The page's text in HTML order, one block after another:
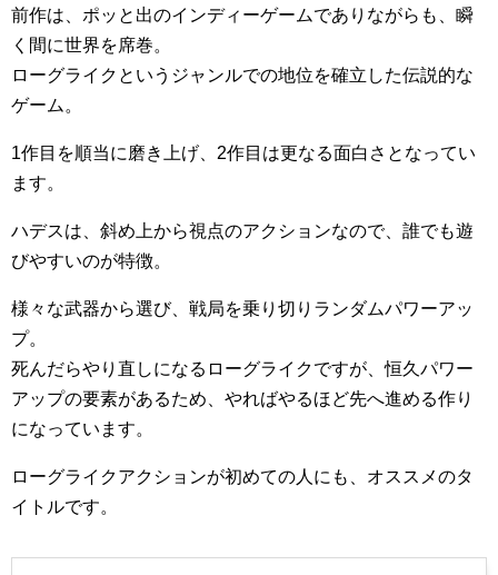
前作は、ポッと出のインディーゲームでありながらも、瞬
く間に世界を席巻。
ローグライクというジャンルでの地位を確立した伝説的な
ゲーム。
1作目を順当に磨き上げ、2作目は更なる面白さとなってい
ます。
ハデスは、斜め上から視点のアクションなので、誰でも遊
びやすいのが特徴。
様々な武器から選び、戦局を乗り切りランダムパワーアッ
プ。
死んだらやり直しになるローグライクですが、恒久パワー
アップの要素があるため、やればやるほど先へ進める作り
になっています。
ローグライクアクションが初めての人にも、オススメのタ
イトルです。